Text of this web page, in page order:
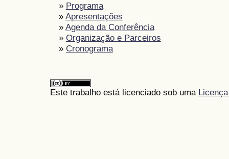
» Programa
» Apresentações
» Agenda da Conferência
» Organização e Parceiros
» Cronograma
Este trabalho está licenciado sob uma